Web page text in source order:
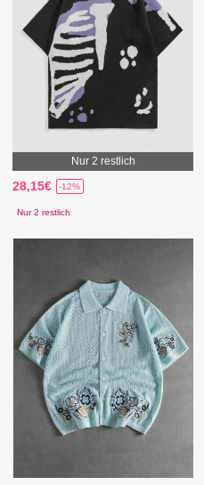
Nur 2 restlich
28,15€ -12%
Nur 2 restlich